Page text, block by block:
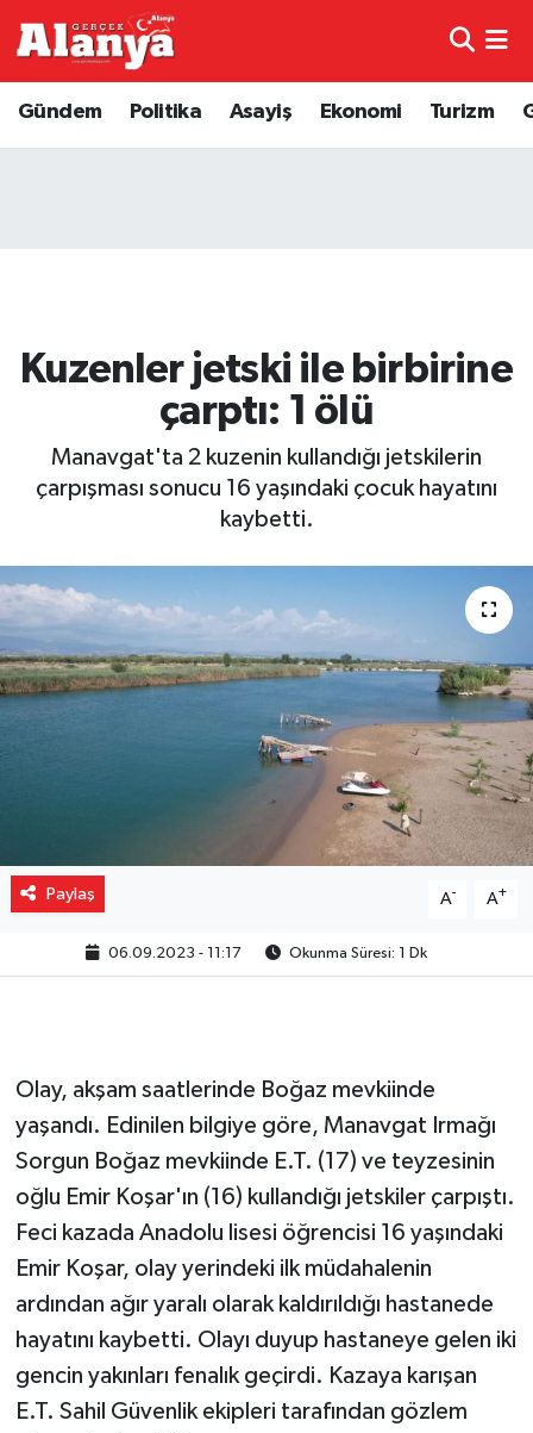
Gündem Politika Asayiş Ekonomi Turizm
Kuzenler jetski ile birbirine
çarptı: 1 ölü
Manavgat'ta 2 kuzenin kullandığı jetskilerin
çarpışması sonucu 16 yaşındaki çocuk hayatını
kaybetti.
Paylaş A- A+
06.09.2023 - 11:17 Okunma Süresi: 1 Dk
Olay, akşam saatlerinde Boğaz mevkiinde
yaşandı. Edinilen bilgiye göre, Manavgat Irmağı
Sorgun Boğaz mevkiinde E.T. (17) ve teyzesinin
oğlu Emir Koşar'ın (16) kullandığı jetskiler çarpıştı.
Feci kazada Anadolu lisesi öğrencisi 16 yaşındaki
Emir Koşar, olay yerindeki ilk müdahalenin
ardından ağır yaralı olarak kaldırıldığı hastanede
hayatını kaybetti. Olayı duyup hastaneye gelen iki
gencin yakınları fenalık geçirdi. Kazaya karışan
E.T. Sahil Güvenlik ekipleri tarafından gözlem
Genel
Dünya
Gündem
Turizm
Trafik Durumu